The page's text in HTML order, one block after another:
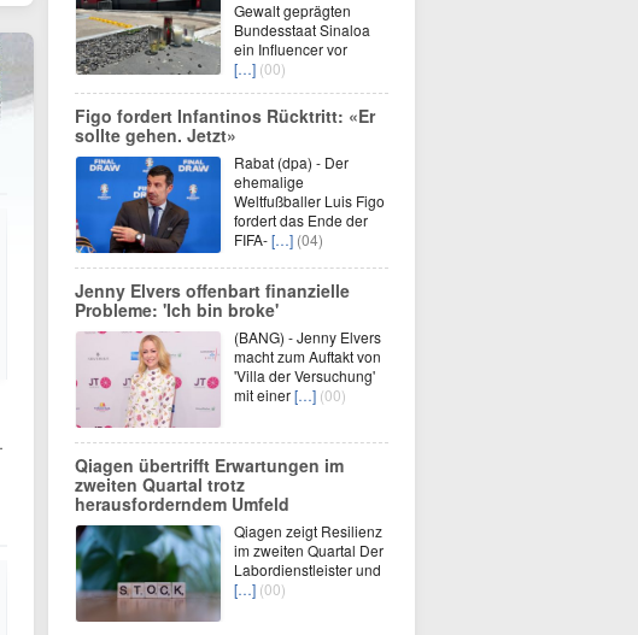
Gewalt geprägten
Bundesstaat Sinaloa
ein Influencer vor
[…] (00)
Figo fordert Infantinos Rücktritt: «Er
sollte gehen. Jetzt»
Rabat (dpa) - Der
ehemalige
Weltfußballer Luis Figo
fordert das Ende der
FIFA-[…] (04)
Jenny Elvers offenbart finanzielle
Probleme: 'Ich bin broke'
(BANG) - Jenny Elvers
macht zum Auftakt von
'Villa der Versuchung'
mit einer[…] (00)
Qiagen übertrifft Erwartungen im
zweiten Quartal trotz
herausforderndem Umfeld
Qiagen zeigt Resilienz
im zweiten Quartal Der
Labordienstleister und
[…] (00)